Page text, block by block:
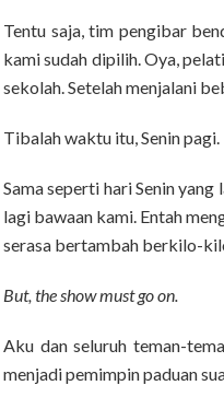
Tentu saja, tim pengibar
kami sudah dipilih. Oya,
sekolah. Setelah menjalani
Tibalah waktu itu, Senin pagi.
Sama seperti hari Senin
lagi bawaan kami. Entah
serasa bertambah berkilo-
But, the show must go on.
Aku dan seluruh teman-
menjadi pemimpin paduan